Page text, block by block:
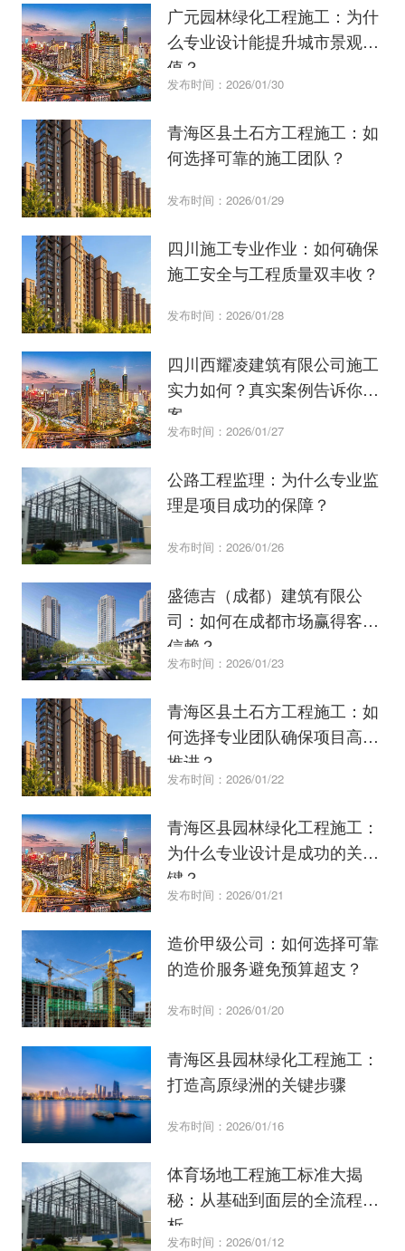
广元园林绿化工程施工：为什
么专业设计能提升城市景观价
值？
发布时间：2026/01/30
青海区县土石方工程施工：如
何选择可靠的施工团队？
发布时间：2026/01/29
四川施工专业作业：如何确保
施工安全与工程质量双丰收？
发布时间：2026/01/28
四川西耀凌建筑有限公司施工
实力如何？真实案例告诉你答
案。
发布时间：2026/01/27
公路工程监理：为什么专业监
理是项目成功的保障？
发布时间：2026/01/26
盛德吉（成都）建筑有限公
司：如何在成都市场赢得客户
信赖？
发布时间：2026/01/23
青海区县土石方工程施工：如
何选择专业团队确保项目高效
推进？
发布时间：2026/01/22
青海区县园林绿化工程施工：
为什么专业设计是成功的关
键？
发布时间：2026/01/21
造价甲级公司：如何选择可靠
的造价服务避免预算超支？
发布时间：2026/01/20
青海区县园林绿化工程施工：
打造高原绿洲的关键步骤
发布时间：2026/01/16
体育场地工程施工标准大揭
秘：从基础到面层的全流程解
析
发布时间：2026/01/12